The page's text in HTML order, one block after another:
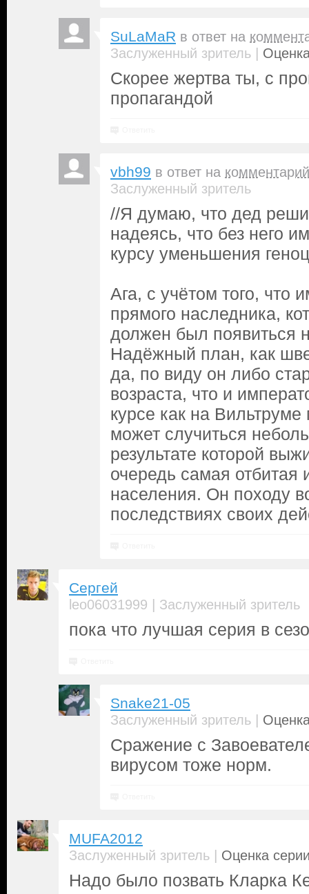
SuLaMaR в ответ на
Заслуженный зритель |
Скорее жертва ты, с
пропагандой
vbh99 в ответ на комментарий
Заслуженный зритель
//Я думаю, что дед
надеясь, что без него
курсу уменьшения
Ага, с учётом того, что
прямого наследника,
должен был появиться
Надёжный план, как
да, по виду он либо
возраста, что и
курсе как на Вильтруме
может случиться
результате которой
очередь самая отбитая
населения. Он походу
последствиях своих
Сергей
leo06031999 | Заслуженный зритель
пока что лучшая серия в
Snake21-05
Заслуженный зритель |
Сражение с
вирусом тоже норм.
MUFA2012
Заслуженный зритель | Оценка
Надо было позвать Кларка